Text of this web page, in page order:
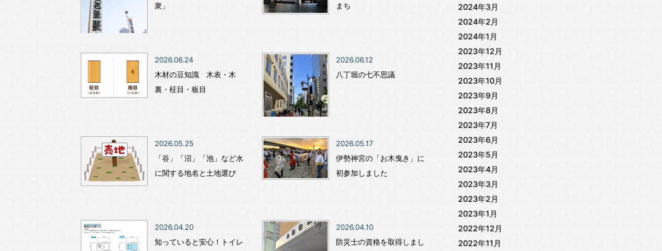
衆」
まち
2026.06.24
木材の豆知識 木表・木
裏・柾目・板目
2026.06.12
八丁堀の七不思議
2026.05.25
「谷」「沼」「池」など水
に関する地名と土地選び
2026.05.17
伊勢神宮の「お木曳き」に
初参加しました
2026.04.20
知っていると安心！トイレ
2026.04.10
防災士の資格を取得しまし
2024年3月
2024年2月
2024年1月
2023年12月
2023年11月
2023年10月
2023年9月
2023年8月
2023年7月
2023年6月
2023年5月
2023年4月
2023年3月
2023年2月
2023年1月
2022年12月
2022年11月